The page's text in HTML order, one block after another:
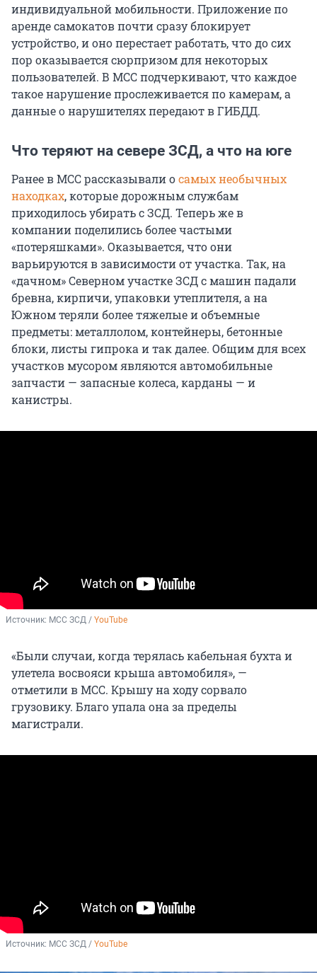
индивидуальной мобильности. Приложение по
аренде самокатов почти сразу блокирует
устройство, и оно перестает работать, что до сих
пор оказывается сюрпризом для некоторых
пользователей. В МСС подчеркивают, что каждое
такое нарушение прослеживается по камерам, а
данные о нарушителях передают в ГИБДД.
Что теряют на севере ЗСД, а что на юге
Ранее в МСС рассказывали осамых необычных
находках, которые дорожным службам
приходилось убирать с ЗСД. Теперь же в
компании поделились более частыми
«потеряшками». Оказывается, что они
варьируются в зависимости от участка. Так, на
«дачном» Северном участке ЗСД с машин падали
бревна, кирпичи, упаковки утеплителя, а на
Южном теряли более тяжелые и объемные
предметы: металлолом, контейнеры, бетонные
блоки, листы гипрока и так далее. Общим для всех
участков мусором являются автомобильные
запчасти — запасные колеса, карданы — и
канистры.
Источник: МСС ЗСД / YouTube
«Были случаи, когда терялась кабельная бухта и
улетела восвояси крыша автомобиля», —
отметили в МСС. Крышу на ходу сорвало
грузовику. Благо упала она за пределы
магистрали.
Источник: МСС ЗСД / YouTube